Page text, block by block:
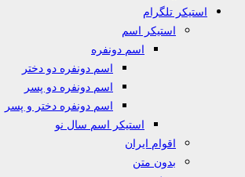
استیکر تلگرام
استیکر اسم
اسم دونفره
اسم دونفره دو دختر
اسم دونفره دو پسر
اسم دونفره دختر و پسر
استیکر اسم سال نو
اقوام ایران
بدون متن